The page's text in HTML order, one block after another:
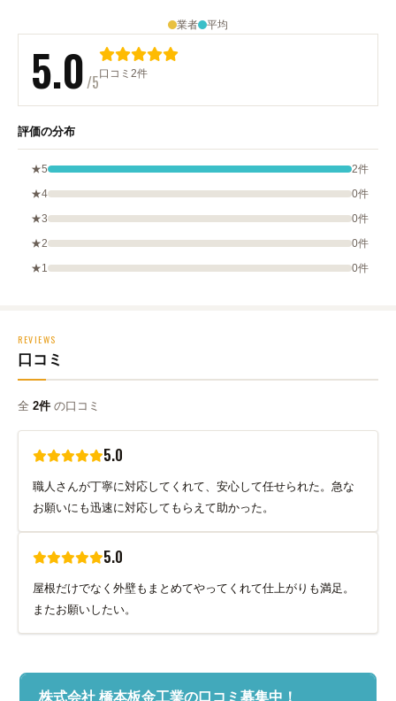
業者 平均
5.0/5口コミ2件
評価の分布
★5
2件
★4
0件
★3
0件
★2
0件
★1
0件
REVIEWS
口コミ
全 2件 の口コミ
5.0
職人さんが丁寧に対応してくれて、安心して任せられた。急な
お願いにも迅速に対応してもらえて助かった。
5.0
屋根だけでなく外壁もまとめてやってくれて仕上がりも満足。
またお願いしたい。
株式会社 橋本板金工業の口コミ募集中！